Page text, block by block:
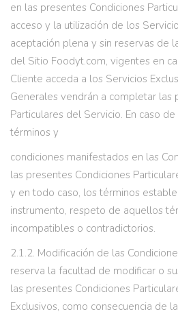
en las presentes Condiciones
acceso y la utilización de los
aceptación plena y sin reservas de
del Sitio Foodyt.com, vigentes en
Cliente acceda a los Servicios
Generales vendrán a completar las
Particulares del Servicio. En caso
términos y
condiciones manifestados en las
las presentes Condiciones
y en todo caso, los términos
instrumento, respeto de aquellos
incompatibles o contradictorios.
2.1.2. Modificación de las
reserva la facultad de modificar o
las presentes Condiciones
Exclusivos, como consecuencia de